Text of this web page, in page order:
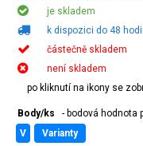
je skladem
k dispozici do 48
částečně skladem
není skladem
po kliknutí na ikony se
Body/ks
- bodová hodnota
v
varianty